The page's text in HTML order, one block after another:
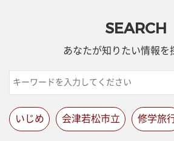
SEARCH
あなたが知りたい情報を
いじめ 会津若松市立 修学旅